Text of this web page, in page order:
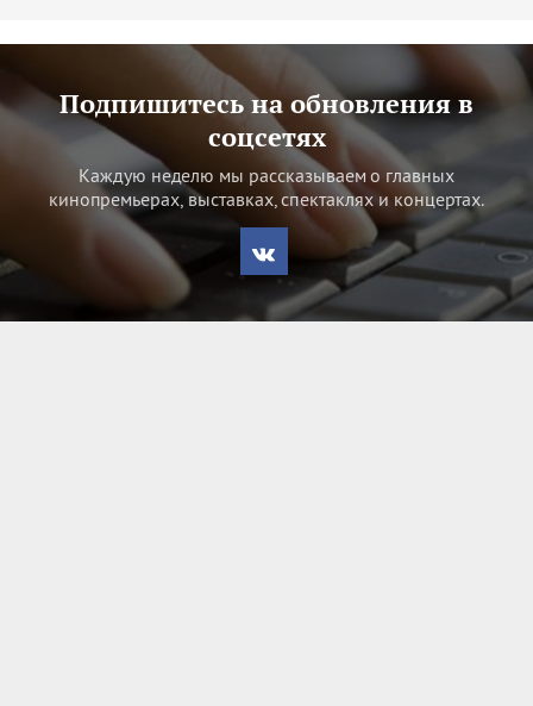
Подпишитесь на обновления в
соцсетях
Каждую неделю мы рассказываем о главных
кинопремьерах, выставках, спектаклях и концертах.